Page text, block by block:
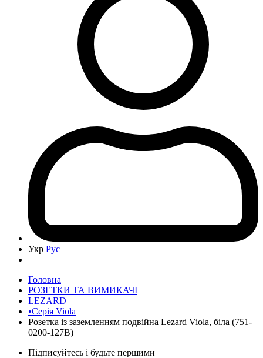
Укр Рус
Головна
РОЗЕТКИ ТА ВИМИКАЧІ
LEZARD
•Серія Viola
Розетка із заземленням подвійна Lezard Viola, біла (751-
0200-127B)
Підписуйтесь і будьте першими